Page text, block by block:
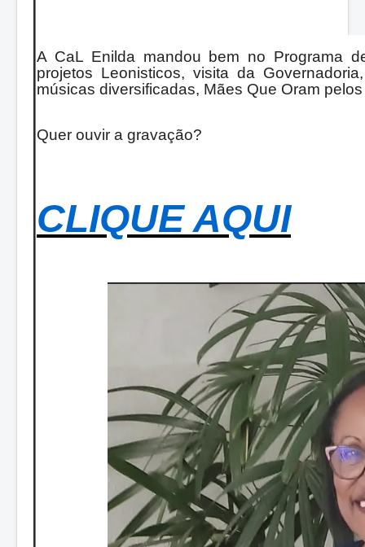
A CaL Enilda mandou bem no Programa
projetos Leonisticos, visita da
músicas diversificadas, Mães Que Oram
Quer ouvir a gravação?
CLIQUE AQUI